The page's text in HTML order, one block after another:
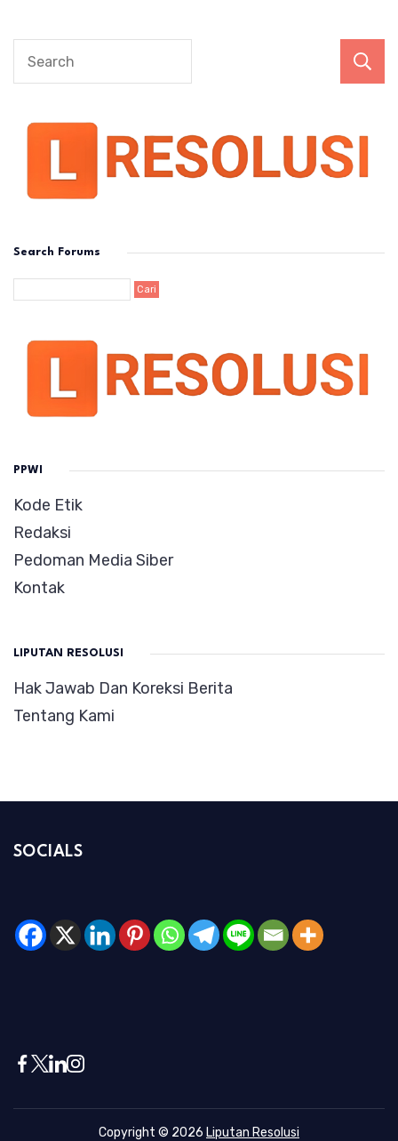
Search Forums
PPWI
Kode Etik
Redaksi
Pedoman Media Siber
Kontak
LIPUTAN RESOLUSI
Hak Jawab Dan Koreksi Berita
Tentang Kami
SOCIALS
Copyright © 2026 Liputan Resolusi